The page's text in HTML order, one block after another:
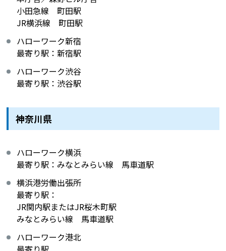
小田急線 町田駅
JR横浜線 町田駅
ハローワーク新宿
最寄り駅：新宿駅
ハローワーク渋谷
最寄り駅：渋谷駅
神奈川県
ハローワーク横浜
最寄り駅：みなとみらい線 馬車道駅
横浜港労働出張所
最寄り駅：
JR関内駅またはJR桜木町駅
みなとみらい線 馬車道駅
ハローワーク港北